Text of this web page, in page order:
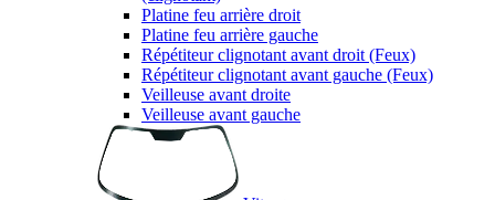
Platine feu arrière droit
Platine feu arrière gauche
Répétiteur clignotant avant droit (Feux)
Répétiteur clignotant avant gauche (Feux)
Veilleuse avant droite
Veilleuse avant gauche